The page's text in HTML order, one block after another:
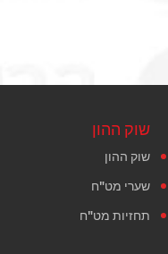
שוק ההון
שוק ההון
שערי מט"ח
תחזיות מט"ח